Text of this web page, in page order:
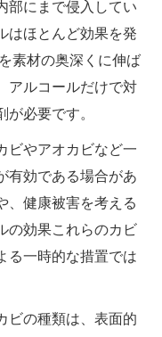
部にまで侵入してい
はほとんど効果を発
素材の奥深くに伸ば
アルコールだけで対
必要です。
ビやアオカビなど一
有効である場合があ
、健康被害を考える
の効果これらのカビ
る一時的な措置では
ビの種類は、表面的